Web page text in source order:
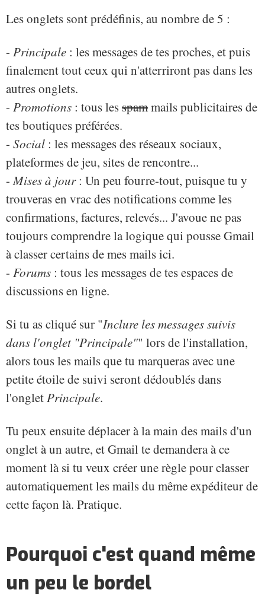
Les onglets sont prédéfinis, au nombre de 5 :
- Principale : les messages de tes proches, et puis
finalement tout ceux qui n'atterriront pas dans les
autres onglets.
- Promotions : tous lesspammails publicitaires de
tes boutiques préférées.
- Social : les messages des réseaux sociaux,
plateformes de jeu, sites de rencontre...
-Mises à jour: Un peu fourre-tout, puisque tu y
trouveras en vrac des notifications comme les
confirmations, factures, relevés... J'avoue ne pas
toujours comprendre la logique qui pousse Gmail
à classer certains de mes mails ici.
- Forums : tous les messages de tes espaces de
discussions en ligne.
Si tu as cliqué sur "Inclure les messages suivis
dans l'onglet "Principale"" lors de l'installation,
alors tous les mails que tu marqueras avec une
petite étoile de suivi seront dédoublés dans
l'ongletPrincipale.
Tu peux ensuite déplacer à la main des mails d'un
onglet à un autre, et Gmail te demandera à ce
moment là si tu veux créer une règle pour classer
automatiquement les mails du même expéditeur de
cette façon là. Pratique.
Pourquoi c'est quand même
un peu le bordel